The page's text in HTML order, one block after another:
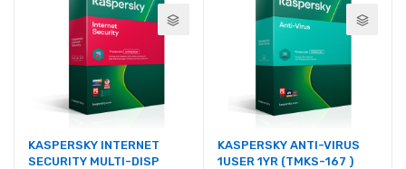
KASPERSKY INTERNET
SECURITY MULTI-DISP
KASPERSKY ANTI-VIRUS
1USER 1YR (TMKS-167 )